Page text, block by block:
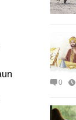
0